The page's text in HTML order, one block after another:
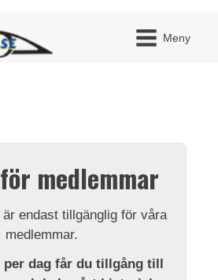
Meny
medlemmar
endast tillgänglig för våra
medlemmar.
per dag får du tillgång till